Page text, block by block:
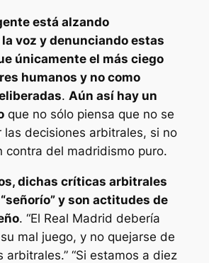
está alzando
voz y denunciando estas
únicamente el más ciego
humanos y no como
. Aún así hay un
que no sólo piensa que no se
decisiones arbitrales, si no
contra del madridismo puro.
dichas críticas arbitrales
y son actitudes de
. “El Real Madrid debería
mal juego, y no quejarse de
arbitrales.” “Si estamos a diez